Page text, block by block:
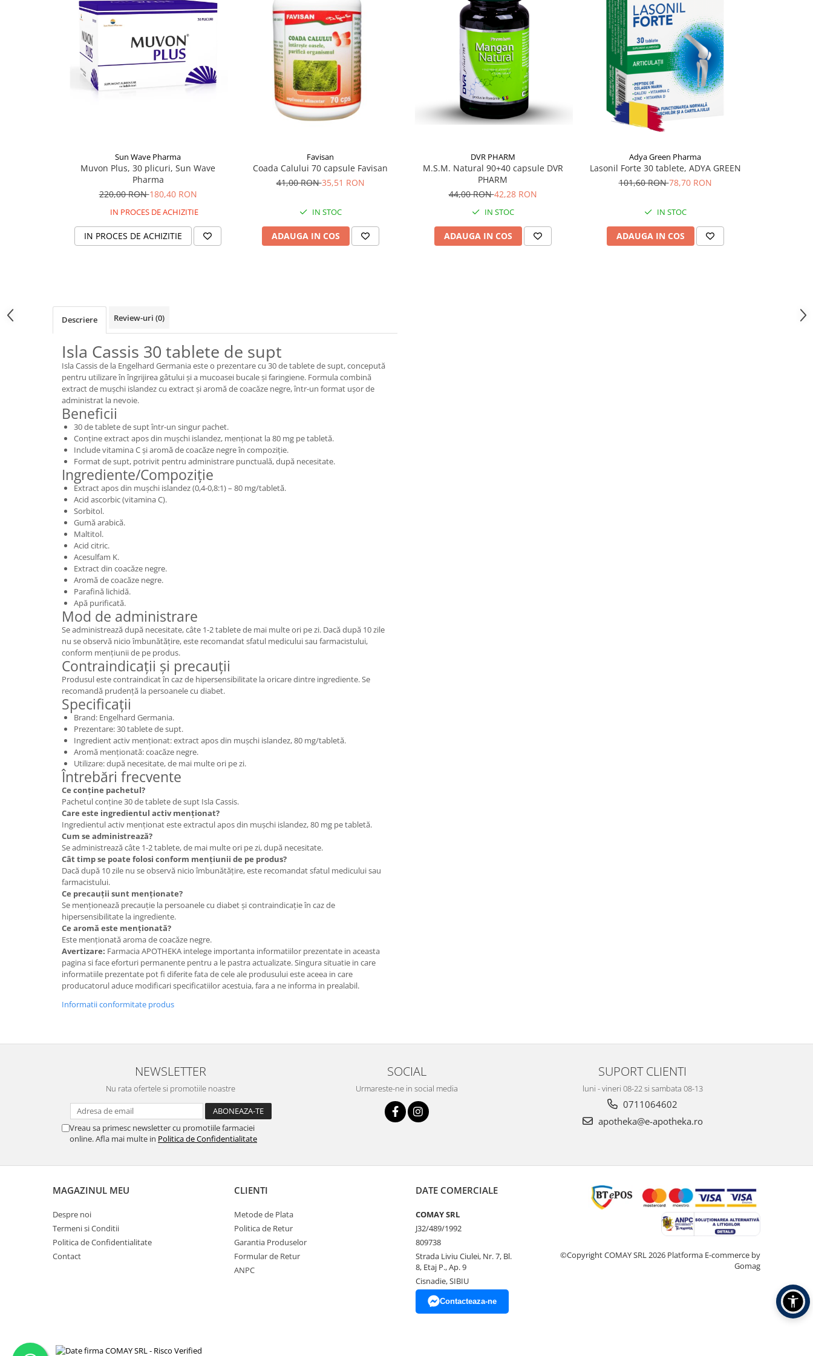
Supliment Vitamina D3
Supliment Vitamina E
Tincturi si Gemoderivate
Tuse gat si respiratie
Sun Wave Pharma
Muvon Plus, 30 plicuri, Sun Wave
Pharma
220,00 RON180,40 RON
IN PROCES DE ACHIZITIE
IN PROCES DE ACHIZITIE
Favisan
Coada Calului 70 capsule Favisan
41,00 RON35,51 RON
IN STOC
ADAUGA IN COS
DVR PHARM
M.S.M. Natural 90+40 capsule DVR
PHARM
44,00 RON42,28 RON
IN STOC
ADAUGA IN COS
Adya Green Pharma
Lasonil Forte 30 tablete, ADYA GREEN
101,60 RON78,70 RON
IN STOC
ADAUGA IN COS
Descriere Review-uri (0)
Isla Cassis 30 tablete de supt
Isla Cassis de la Engelhard Germania este o prezentare cu 30 de tablete de supt, concepută
pentru utilizare în îngrijirea gâtului și a mucoasei bucale și faringiene. Formula combină
extract de mușchi islandez cu extract și aromă de coacăze negre, într-un format ușor de
administrat la nevoie.
Beneficii
30 de tablete de supt într-un singur pachet.
Conține extract apos din mușchi islandez, menționat la 80 mg pe tabletă.
Include vitamina C și aromă de coacăze negre în compoziție.
Format de supt, potrivit pentru administrare punctuală, după necesitate.
Ingrediente/Compoziție
Extract apos din mușchi islandez (0,4-0,8:1) – 80 mg/tabletă.
Acid ascorbic (vitamina C).
Sorbitol.
Gumă arabică.
Maltitol.
Acid citric.
Acesulfam K.
Extract din coacăze negre.
Aromă de coacăze negre.
Parafină lichidă.
Apă purificată.
Mod de administrare
Se administrează după necesitate, câte 1-2 tablete de mai multe ori pe zi. Dacă după 10 zile
nu se observă nicio îmbunătățire, este recomandat sfatul medicului sau farmacistului,
conform mențiunii de pe produs.
Contraindicații și precauții
Produsul este contraindicat în caz de hipersensibilitate la oricare dintre ingrediente. Se
recomandă prudență la persoanele cu diabet.
Specificații
Brand: Engelhard Germania.
Prezentare: 30 tablete de supt.
Ingredient activ menționat: extract apos din mușchi islandez, 80 mg/tabletă.
Aromă menționată: coacăze negre.
Utilizare: după necesitate, de mai multe ori pe zi.
Întrebări frecvente
Ce conține pachetul?
Pachetul conține 30 de tablete de supt Isla Cassis.
Care este ingredientul activ menționat?
Ingredientul activ menționat este extractul apos din mușchi islandez, 80 mg pe tabletă.
Cum se administrează?
Se administrează câte 1-2 tablete, de mai multe ori pe zi, după necesitate.
Cât timp se poate folosi conform mențiunii de pe produs?
Dacă după 10 zile nu se observă nicio îmbunătățire, este recomandat sfatul medicului sau
farmacistului.
Ce precauții sunt menționate?
Se menționează precauție la persoanele cu diabet și contraindicație în caz de
hipersensibilitate la ingrediente.
Ce aromă este menționată?
Este menționată aroma de coacăze negre.
Avertizare: Farmacia APOTHEKA intelege importanta informatiilor prezentate in aceasta
pagina si face eforturi permanente pentru a le pastra actualizate. Singura situatie in care
informatiile prezentate pot fi diferite fata de cele ale produsului este aceea in care
producatorul aduce modificari specificatiilor acestuia, fara a ne informa in prealabil.
Informatii conformitate produs
NEWSLETTER
Nu rata ofertele si promotiile noastre
Vreau sa primesc newsletter cu promotiile farmaciei
online. Afla mai multe in Politica de Confidentialitate
SOCIAL
Urmareste-ne in social media
SUPORT CLIENTI
luni - vineri 08-22 si sambata 08-13
0711064602
apotheka@e-apotheka.ro
MAGAZINUL MEU
Despre noi
Termeni si Conditii
Politica de Confidentialitate
Contact
CLIENTI
Metode de Plata
Politica de Retur
Garantia Produselor
Formular de Retur
ANPC
DATE COMERCIALE
COMAY SRL
J32/489/1992
809738
Strada Liviu Ciulei, Nr. 7, Bl.
8, Etaj P., Ap. 9
Cisnadie, SIBIU
Contacteaza-ne
©Copyright COMAY SRL 2026 Platforma E-commerce by
Gomag